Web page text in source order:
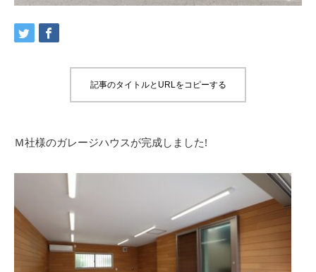
記事のタイトルとURLをコピーする
Ｍ社様のガレージハウスが完成しました!